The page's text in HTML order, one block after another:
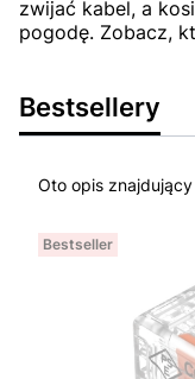
zwijać kabel, a
pogodę. Zobacz,
Bestsellery
Oto opis znajdujący
Bestseller